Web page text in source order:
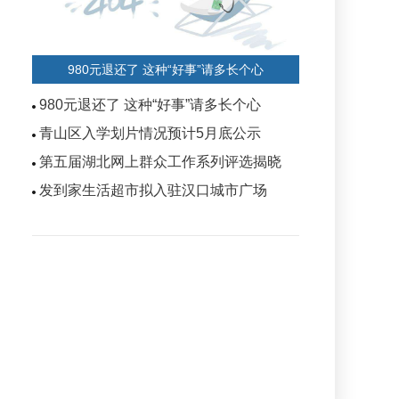
980元退还了 这种“好事”请多长个心
980元退还了 这种“好事”请多长个心
青山区入学划片情况预计5月底公示
第五届湖北网上群众工作系列评选揭晓
发到家生活超市拟入驻汉口城市广场